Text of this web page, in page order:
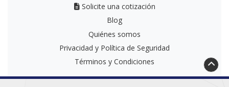
Solicite una cotización
Solicite una cotización
Blog
Quiénes somos
Privacidad y Política de Seguridad
Términos y Condiciones